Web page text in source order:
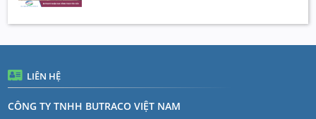
LIÊN HỆ
CÔNG TY TNHH BUTRACO VIỆT NAM